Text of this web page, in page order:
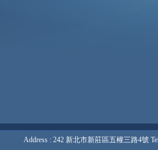
Address : 242 新北市新莊區五權三路4號